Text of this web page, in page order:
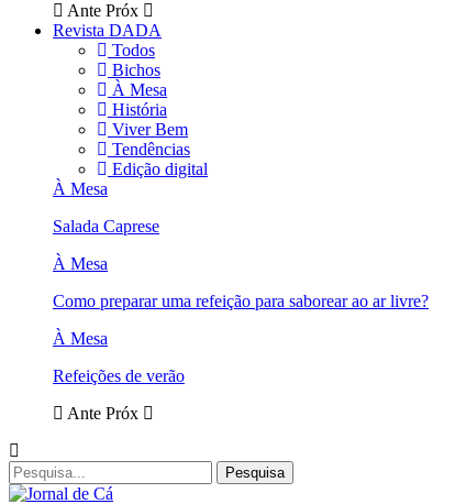
Ante Próx
Revista DADA
Todos
Bichos
À Mesa
História
Viver Bem
Tendências
Edição digital
À Mesa
Salada Caprese
À Mesa
Como preparar uma refeição para saborear ao ar livre?
À Mesa
Refeições de verão
Ante Próx